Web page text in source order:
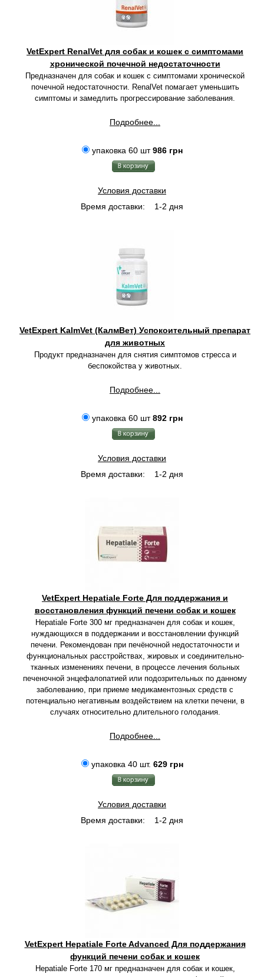
VetExpert RenalVet для собак и кошек с симптомами
хронической почечной недостаточности
Предназначен для собак и кошек с симптомами хронической
почечной недостаточности. RenalVet помагает уменьшить
симптомы и замедлить прогрессирование заболевания.
Подробнее...
упаковка 60 шт986 грн
Условия доставки
Время доставки:
1-2 дня
VetExpert KalmVet (КалмВет) Успокоительный препарат
для животных
Продукт предназначен для снятия симптомов стресса и
беспокойства у животных.
Подробнее...
упаковка 60 шт892 грн
Условия доставки
Время доставки:
1-2 дня
VetExpert Hepatiale Forte Для поддержания и
восстановления функций печени собак и кошек
Hepatiale Forte 300 мг предназначен для собак и кошек,
нуждающихся в поддержании и восстановлении функций
печени. Рекомендован при печёночной недостаточности и
функциональных расстройствах, жировых и соединительно-
тканных изменениях печени, в процессе лечения больных
печеночной энцефалопатией или подозрительных по данному
заболеванию, при приеме медикаментозных средств с
потенциально негативным воздействием на клетки печени, в
случаях относительно длительного голодания.
Подробнее...
упаковка 40 шт. 629 грн
Условия доставки
Время доставки:
1-2 дня
VetExpert Hepatiale Forte Advanced Для поддержания
функций печени собак и кошек
Hepatiale Forte 170 мг предназначен для собак и кошек,